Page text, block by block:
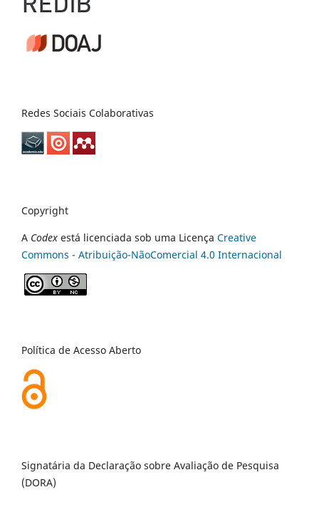
Redes Sociais Colaborativas
Copyright
A Codex está licenciada sob uma Licença Creative
Commons - Atribuição-NãoComercial 4.0 Internacional
Política de Acesso Aberto
Signatária da Declaração sobre Avaliação de Pesquisa
(DORA)